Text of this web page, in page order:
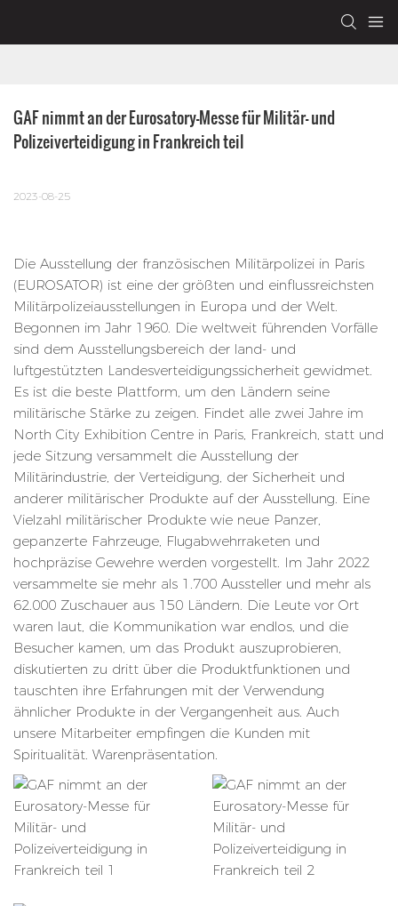
GAF nimmt an der Eurosatory-Messe für Militär- und
Polizeiverteidigung in Frankreich teil
2023-08-25
Die Ausstellung der französischen Militärpolizei in Paris
(EUROSATOR) ist eine der größten und einflussreichsten
Militärpolizeiausstellungen in Europa und der Welt.
Begonnen im Jahr 1960. Die weltweit führenden Vorfälle
sind dem Ausstellungsbereich der land- und
luftgestützten Landesverteidigungssicherheit gewidmet.
Es ist die beste Plattform, um den Ländern seine
militärische Stärke zu zeigen. Findet alle zwei Jahre im
North City Exhibition Centre in Paris, Frankreich, statt und
jede Sitzung versammelt die Ausstellung der
Militärindustrie, der Verteidigung, der Sicherheit und
anderer militärischer Produkte auf der Ausstellung. Eine
Vielzahl militärischer Produkte wie neue Panzer,
gepanzerte Fahrzeuge, Flugabwehrraketen und
hochpräzise Gewehre werden vorgestellt. Im Jahr 2022
versammelte sie mehr als 1.700 Aussteller und mehr als
62.000 Zuschauer aus 150 Ländern. Die Leute vor Ort
waren laut, die Kommunikation war endlos, und die
Besucher kamen, um das Produkt auszuprobieren,
diskutierten zu dritt über die Produktfunktionen und
tauschten ihre Erfahrungen mit der Verwendung
ähnlicher Produkte in der Vergangenheit aus. Auch
unsere Mitarbeiter empfingen die Kunden mit
Spiritualität. Warenpräsentation.